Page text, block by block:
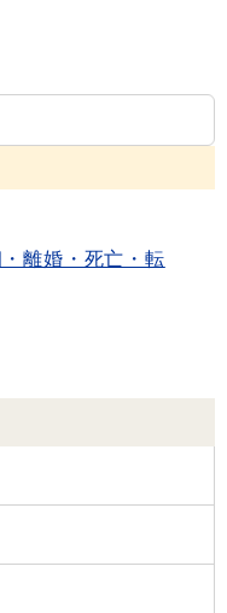
離婚・死亡・転